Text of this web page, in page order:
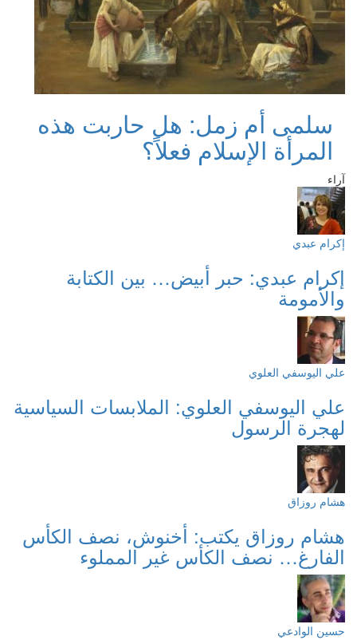
سلمى أم زمل: هل حاربت هذه
المرأة الإسلام فعلاً؟
آراء
إكرام عبدي
إكرام عبدي: حبر أبيض… بين الكتابة
والأمومة
علي اليوسفي العلوي
علي اليوسفي العلوي: الملابسات السياسية
لهجرة الرسول
هشام روزاق
هشام روزاق يكتب: أخنوش، نصف الكأس
الفارغ… نصف الكأس غير المملوء
حسين الوادعي